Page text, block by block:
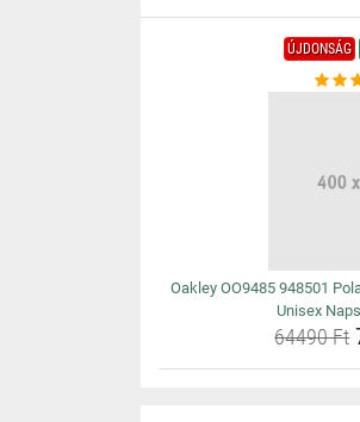
ÚJDONSÁG
Oakley OO9485 948501
Unisex
64490 Ft